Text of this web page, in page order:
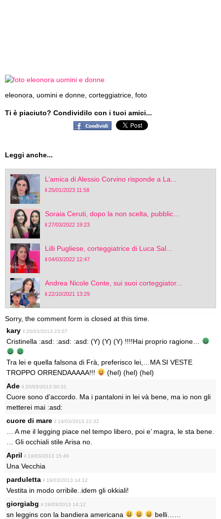
eleonora, uomini e donne, corteggiatrice, foto
Ti è piaciuto? Condividilo con i tuoi amici...
Leggi anche...
L’amica di Alessio Corvino risponde a La...
il 25/01/2023 11:58
Soraia Ceruti, dopo la non scelta, pubblic...
il 27/03/2022 19:23
Lilli Pugliese, corteggiatrice di Luca Sal...
il 04/03/2022 12:47
Andrea Nicole Conte, sui suoi corteggiator...
il 22/10/2021 13:29
Sorry, the comment form is closed at this time.
kary il 20/03/2013 23:07
Cristinella :asd: :asd: :asd: (Y) (Y) (Y) !!!!Hai proprio ragione…
Tra lei e quella falsona di Frà, preferisco lei,…MA SI VESTE
TROPPO ORRENDAAAAA!!!
(hel) (hel) (hel)
Ade il 20/03/2013 00:31
Cuore sono d’accordo. Ma i pantaloni in lei và bene, ma io non gli
metterei mai :asd:
cuore di mare il 19/03/2013 22:32
… A me il legging piace nel tempo libero, poi e’ magra, le sta bene.
… Gli occhiali stile Arisa no.
April il 19/03/2013 15:46
Una Vecchia
parduletta il 19/03/2013 14:12
Vestita in modo orribile..idem gli okkiali!
giorgiabg il 19/03/2013 14:12
sn leggins con la bandiera americana belli……